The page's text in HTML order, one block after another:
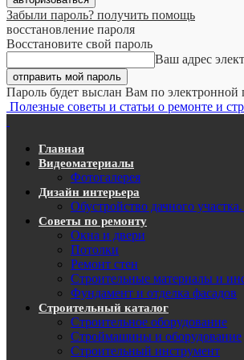
Забыли пароль? получить помощь
восстановление пароля
Восстановите свой пароль
Ваш адрес
Пароль будет выслан Вам по электронной
Полезные советы и статьи о ремонте и
Главная
Видеоматериалы
Фотогалерея
Дизайн интерьера
Обустройство дачного
Советы по ремонту
Окна и двери
Потолки
Ремонт стен
Строительные материалы и
Фундамент и отделка фасадов
Строительный каталог
Строительное оборудование
Строймашины и оборудование
Строительный инструмент